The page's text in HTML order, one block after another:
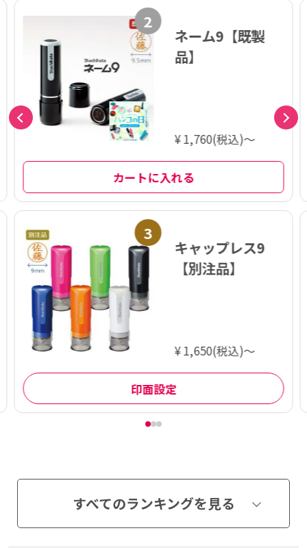
2
ネーム9【既製
品】
¥ 1,760(税込)～
カートに入れる
3
キャップレス9
【別注品】
¥ 1,650(税込)～
印面設定
すべてのランキングを見る